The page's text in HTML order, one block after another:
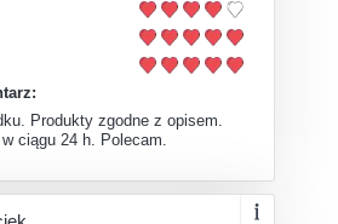
Produkty zgodne z opisem.
ciągu 24 h. Polecam.